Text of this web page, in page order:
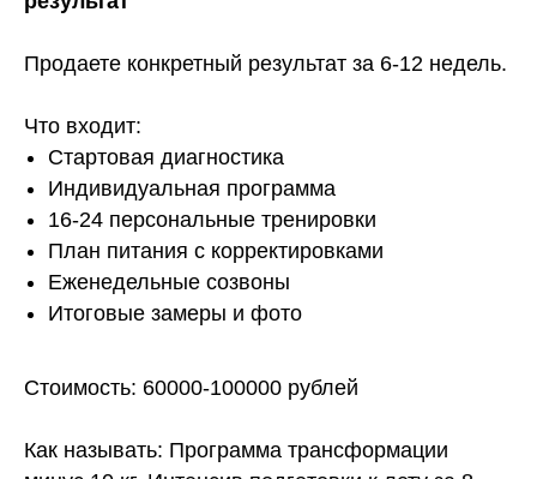
Продаете конкретный результат за 6-12 недель.
Что входит:
Стартовая диагностика
Индивидуальная программа
16-24 персональные тренировки
План питания с корректировками
Еженедельные созвоны
Итоговые замеры и фото
Стоимость: 60000-100000 рублей
Как называть: Программа трансформации